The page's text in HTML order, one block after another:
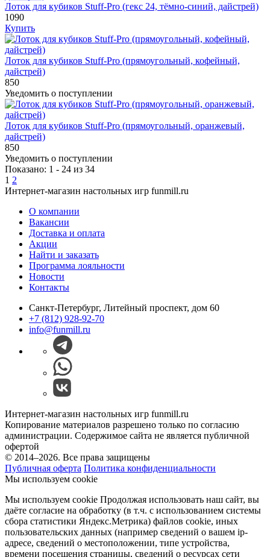
Лоток для кубиков Stuff-Pro (гекс 24, тёмно-синий, дайстрей)
1090
Купить
Лоток для кубиков Stuff-Pro (прямоугольный, кофейный,
дайстрей)
850
Уведомить о поступлении
Лоток для кубиков Stuff-Pro (прямоугольный, оранжевый,
дайстрей)
850
Уведомить о поступлении
Показано: 1 - 24 из 34
1 2
Интернет-магазин настольных игр funmill.ru
О компании
Вакансии
Доставка и оплата
Акции
Найти и заказать
Программа лояльности
Новости
Контакты
Санкт-Петербург, Литейный проспект, дом 60
+7 (812) 928-92-70
info@funmill.ru
Интернет-магазин настольных игр funmill.ru
Копирование материалов разрешено только по согласию
администрации. Содержимое сайта не является публичной
офертой
© 2014–2026. Все права защищены
Публичная оферта Политика конфиденциальности
Мы используем cookie
Мы используем cookie Продолжая использовать наш cайт, вы
даёте согласие на обработку (в т.ч. с использованием системы
сбора статистики Яндекс.Метрика) файлов cookie, иных
пользовательских данных (например сведений о вашем ip-
адресе, сведений о местоположении, типе устройства,
времени посещения страницы, сведений о ресурсах сети